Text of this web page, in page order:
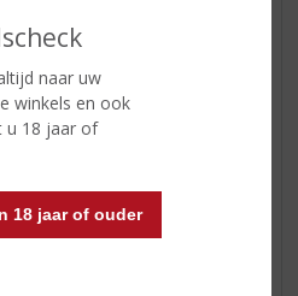
naar uw
winkels en ook
u 18 jaar of
18 jaar of ouder
en zoet fruit
met een vanilletoets